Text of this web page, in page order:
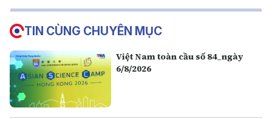
TIN CÙNG CHUYÊN MỤC
Việt Nam toàn cầu số 84_ngày
6/8/2026